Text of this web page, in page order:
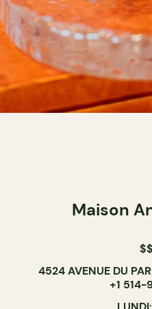
Maison
4524 AVENUE DU
+1 514-